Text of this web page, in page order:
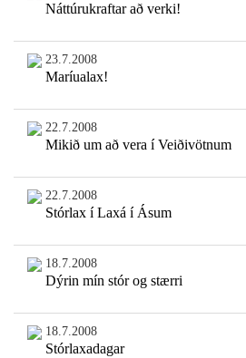
Náttúrukraftar að verki!
23.7.2008
Maríualax!
22.7.2008
Mikið um að vera í Veiðivötnum
22.7.2008
Stórlax í Laxá í Ásum
18.7.2008
Dýrin mín stór og stærri
18.7.2008
Stórlaxadagar